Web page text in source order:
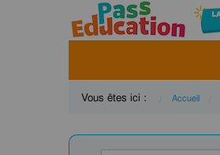
Vous êtes ici : Accueil